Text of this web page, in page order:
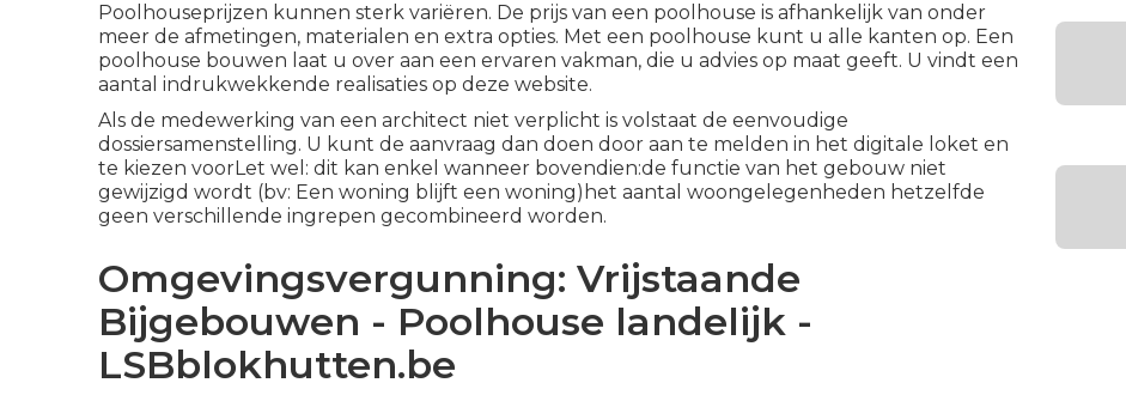
Poolhouseprijzen kunnen sterk variëren. De prijs van een poolhouse is afhankelijk van onder
meer de afmetingen, materialen en extra opties. Met een poolhouse kunt u alle kanten op. Een
poolhouse bouwen laat u over aan een ervaren vakman, die u advies op maat geeft. U vindt een
aantal indrukwekkende realisaties op deze website.
Als de medewerking van een architect niet verplicht is volstaat de eenvoudige
dossiersamenstelling. U kunt de aanvraag dan doen door aan te melden in het digitale loket en
te kiezen voorLet wel: dit kan enkel wanneer bovendien:de functie van het gebouw niet
gewijzigd wordt (bv: Een woning blijft een woning)het aantal woongelegenheden hetzelfde
geen verschillende ingrepen gecombineerd worden.
Omgevingsvergunning: Vrijstaande
Bijgebouwen - Poolhouse landelijk -
LSBblokhutten.be